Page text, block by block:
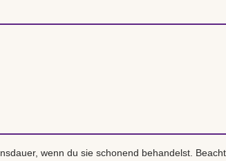
wenn du sie schonend behandelst.